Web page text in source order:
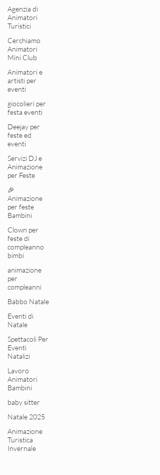
Agenzia di
Animatori
Turistici
Cerchiamo
Animatori
Mini Club
Animatori e
artisti per
eventi
giocolieri per
festa eventi
Deejay per
feste ed
eventi
Servizi DJ e
Animazione
per Feste
🎉
Animazione
per feste
Bambini
Clown per
feste di
compleanno
bimbi
animazione
per
compleanni
Babbo Natale
Eventi di
Natale
Spettacoli Per
Eventi
Natalizi
Lavoro
Animatori
Bambini
baby sitter
Natale 2025
Animazione
Turistica
Invernale